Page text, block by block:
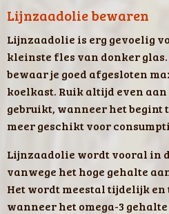
Lijnzaadolie bewaren
Lijnzaadolie is erg gevoelig
kleinste fles van donker glas.
bewaar je goed afgesloten
koelkast. Ruik altijd even
gebruikt, wanneer het begint
meer geschikt voor
Lijnzaadolie wordt vooral in
vanwege het hoge gehalte
Het wordt meestal tijdelijk
wanneer het omega-3